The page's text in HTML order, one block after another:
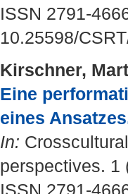
ISSN 2791-
10.25598/
Kirschner,
Eine
eines
In:
perspectives. 1
ISSN 2791-